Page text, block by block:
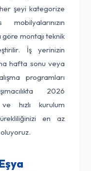
şeyi kategorize
göre montajı teknik
İş yerinizin
hafta sonu veya
programları
2026
hızlı kurulum
en az